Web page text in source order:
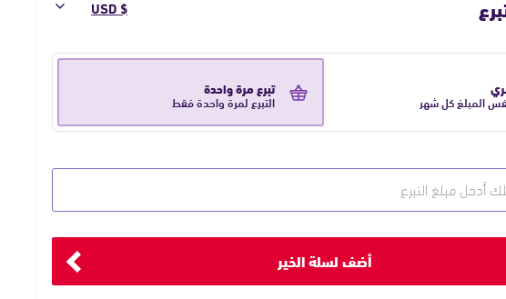
المبلغ كل شهر
تبرع مرة واحدة
التبرع لمرة واحدة فقط
أضف لسلة الخير